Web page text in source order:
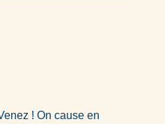
! On cause en